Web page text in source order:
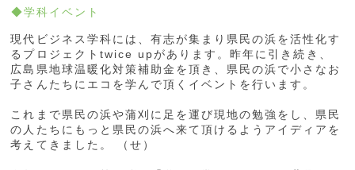
学科イベント
現代ビジネス学科には、有志が集まり県民の浜を活性化す
るプロジェクトtwice upがあります。昨年に引き続き、
広島県地球温暖化対策補助金を頂き、県民の浜で小さなお
子さんたちにエコを学んで頂くイベントを行います。
これまで県民の浜や蒲刈に足を運び現地の勉強をし、県民
の人たちにもっと県民の浜へ来て頂けるようアイディアを
考えてきました。 （せ）